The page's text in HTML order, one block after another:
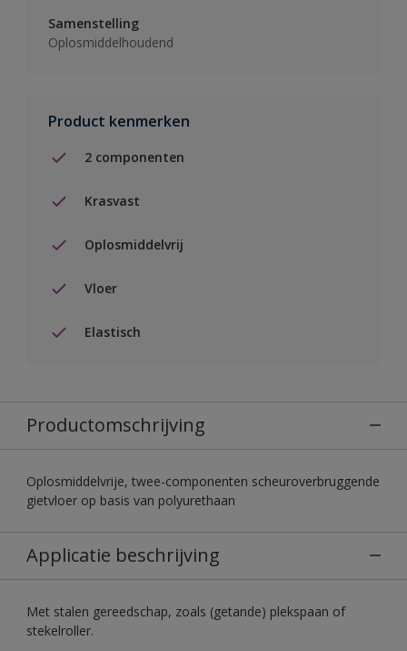
Samenstelling
Oplosmiddelhoudend
Product kenmerken
2 componenten
Krasvast
Oplosmiddelvrij
Vloer
Elastisch
Productomschrijving
Oplosmiddelvrije, twee-componenten scheuroverbruggende
gietvloer op basis van polyurethaan
Applicatie beschrijving
Met stalen gereedschap, zoals (getande) plekspaan of
stekelroller.